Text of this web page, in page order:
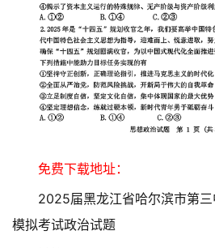
免费下载地址：
2025届黑龙江省哈尔滨市第
模拟考试政治试题